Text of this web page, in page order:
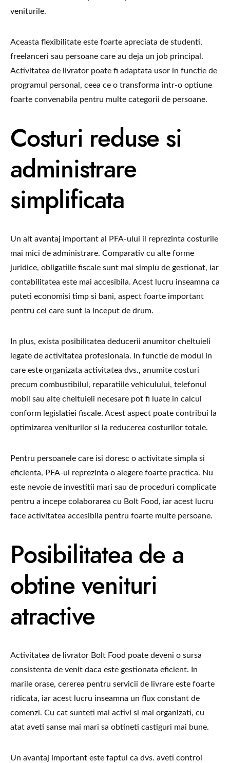
veniturile.
Aceasta flexibilitate este foarte apreciata de studenti,
freelanceri sau persoane care au deja un job principal.
Activitatea de livrator poate fi adaptata usor in functie de
programul personal, ceea ce o transforma intr-o optiune
foarte convenabila pentru multe categorii de persoane.
Costuri reduse si
administrare
simplificata
Un alt avantaj important al PFA-ului il reprezinta costurile
mai mici de administrare. Comparativ cu alte forme
juridice, obligatiile fiscale sunt mai simplu de gestionat, iar
contabilitatea este mai accesibila. Acest lucru inseamna ca
puteti economisi timp si bani, aspect foarte important
pentru cei care sunt la inceput de drum.
In plus, exista posibilitatea deducerii anumitor cheltuieli
legate de activitatea profesionala. In functie de modul in
care este organizata activitatea dvs., anumite costuri
precum combustibilul, reparatiile vehiculului, telefonul
mobil sau alte cheltuieli necesare pot fi luate in calcul
conform legislatiei fiscale. Acest aspect poate contribui la
optimizarea veniturilor si la reducerea costurilor totale.
Pentru persoanele care isi doresc o activitate simpla si
eficienta, PFA-ul reprezinta o alegere foarte practica. Nu
este nevoie de investitii mari sau de proceduri complicate
pentru a incepe colaborarea cu Bolt Food, iar acest lucru
face activitatea accesibila pentru foarte multe persoane.
Posibilitatea de a
obtine venituri
atractive
Activitatea de livrator Bolt Food poate deveni o sursa
consistenta de venit daca este gestionata eficient. In
marile orase, cererea pentru servicii de livrare este foarte
ridicata, iar acest lucru inseamna un flux constant de
comenzi. Cu cat sunteti mai activi si mai organizati, cu
atat aveti sanse mai mari sa obtineti castiguri mai bune.
Un avantaj important este faptul ca dvs. aveti control